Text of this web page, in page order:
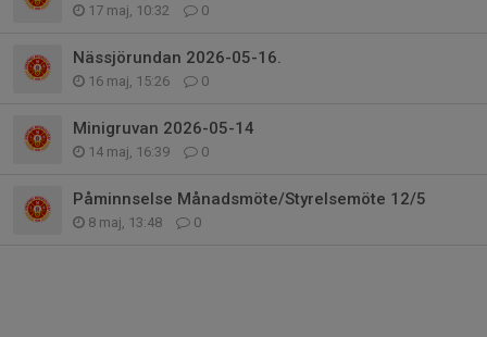
17 maj, 10:32 0
Nässjörundan 2026-05-16.
16 maj, 15:26 0
Minigruvan 2026-05-14
14 maj, 16:39 0
Påminnselse Månadsmöte/Styrelsemöte 12/5
8 maj, 13:48 0